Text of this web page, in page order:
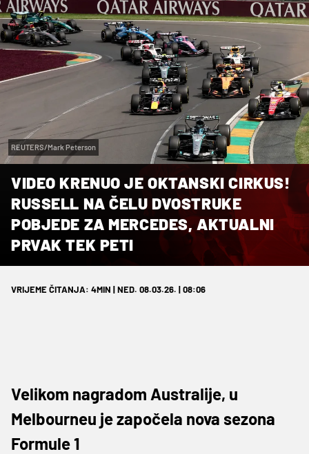
REUTERS/Mark Peterson
VIDEO KRENUO JE OKTANSKI CIRKUS!
RUSSELL NA ČELU DVOSTRUKE
POBJEDE ZA MERCEDES, AKTUALNI
PRVAK TEK PETI
VRIJEME ČITANJA: 4MIN | NED. 08.03.26. | 08:06
Velikom nagradom Australije, u
Melbourneu je započela nova sezona
Formule 1